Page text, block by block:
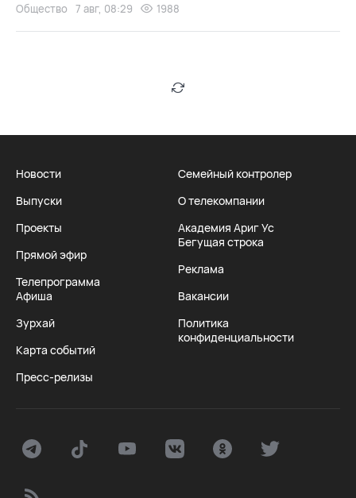
Общество 7 авг, 08:29 1988
Новости
Выпуски
Проекты
Прямой эфир
Телепрограмма
Афиша
Зурхай
Карта событий
Пресс-релизы
Семейный контролер
О телекомпании
Академия Ариг Ус
Бегущая строка
Реклама
Вакансии
Политика
конфиденциальности